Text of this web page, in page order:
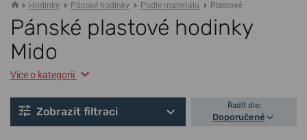
Hodinky Pánské hodinky Podle materiálu Plastové
Pánské plastové hodinky
Mido
Více o kategorii
Zobrazit filtraci Řadit dle:
Doporučené